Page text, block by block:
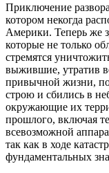
Приключение
котором некогда
Америки. Теперь же
которые не только
стремятся
выжившие, утратив
привычной жизни,
строю и сбились в
окружающие их
прошлого, включая
всевозможной
так как в ходе
фундаментальных